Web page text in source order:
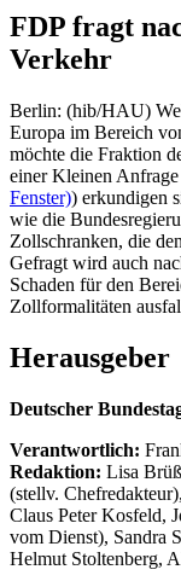
FDP fragt
Verkehr
Berlin: (hib/HAU)
Europa im Bereich
möchte die Fraktion
einer Kleinen
Fenster)) erkundigen
wie die
Zollschranken, die
Gefragt wird auch
Schaden für den
Zollformalitäten
Herausgeber
Deutscher
Verantwortlich:
Redaktion: Lisa
(stellv.
Claus Peter Kosfeld,
vom Dienst), Sandra
Helmut Stoltenberg,